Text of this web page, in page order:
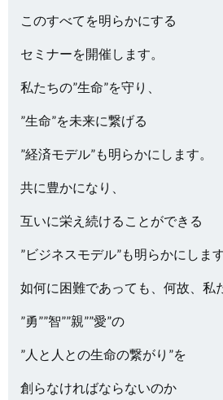
このすべてを明らかにする
セミナーを開催します。
私たちの”生命”を守り、
”生命”を未来に繋げる
”経済モデル”も明らかにします。
共に豊かになり、
互いに栄え続けることができる
”ビジネスモデル”も明らかにします
如何に困難であっても、何故、私
”勇””智””親””愛”の
”人と人との生命の繋がり”を
創らなければならないのか